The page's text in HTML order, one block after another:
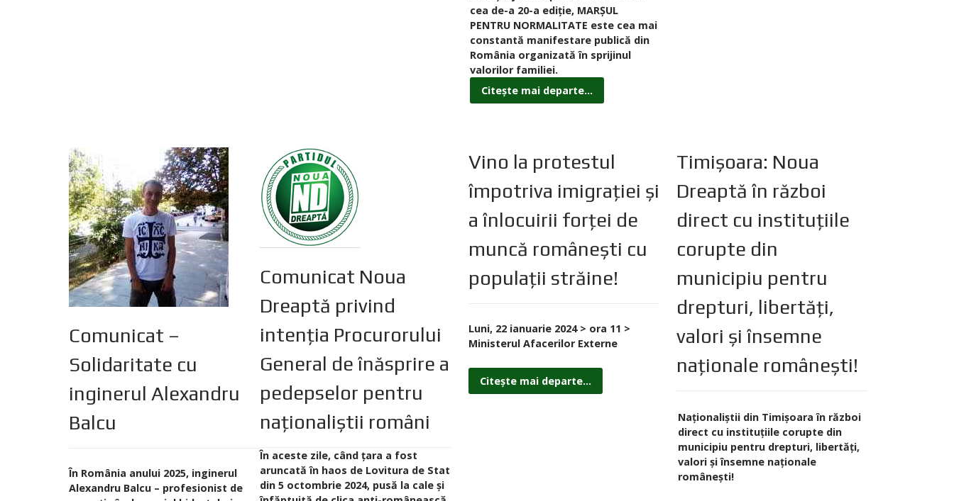
cea de-a 20-a ediție, MARȘUL
PENTRU NORMALITATE este cea mai
constantă manifestare publică din
România organizată în sprijinul
valorilor familiei.
Citește mai departe...
Comunicat –
Solidaritate cu
inginerul Alexandru
Balcu
În România anului 2025, inginerul
Alexandru Balcu – profesionist de
Comunicat Noua
Dreaptă privind
intenția Procurorului
General de înăsprire a
pedepselor pentru
naționaliștii români
În aceste zile, când țara a fost
aruncată în haos de Lovitura de Stat
din 5 octombrie 2024, pusă la cale și
Vino la protestul
împotriva imigrației și
a înlocuirii forței de
muncă românești cu
populații străine!
Luni, 22 ianuarie 2024 > ora 11 >
Ministerul Afacerilor Externe
Citește mai departe...
Timișoara: Noua
Dreaptă în război
direct cu instituțiile
corupte din
municipiu pentru
drepturi, libertăți,
valori și însemne
naționale românești!
Naționaliștii din Timișoara în război
direct cu instituțiile corupte din
municipiu pentru drepturi, libertăți,
valori și însemne naționale
românești!